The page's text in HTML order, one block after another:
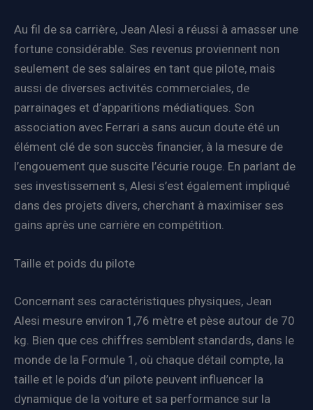
Au fil de sa carrière, Jean Alesi a réussi à amasser une
fortune considérable. Ses revenus proviennent non
seulement de ses salaires en tant que pilote, mais
aussi de diverses activités commerciales, de
parrainages et d’apparitions médiatiques. Son
association avec Ferrari a sans aucun doute été un
élément clé de son succès financier, à la mesure de
l’engouement que suscite l’écurie rouge. En parlant de
ses investissement s, Alesi s’est également impliqué
dans des projets divers, cherchant à maximiser ses
gains après une carrière en compétition.
Taille et poids du pilote
Concernant ses caractéristiques physiques, Jean
Alesi mesure environ 1,76 mètre et pèse autour de 70
kg. Bien que ces chiffres semblent standards, dans le
monde de la Formule 1, où chaque détail compte, la
taille et le poids d’un pilote peuvent influencer la
dynamique de la voiture et sa performance sur la